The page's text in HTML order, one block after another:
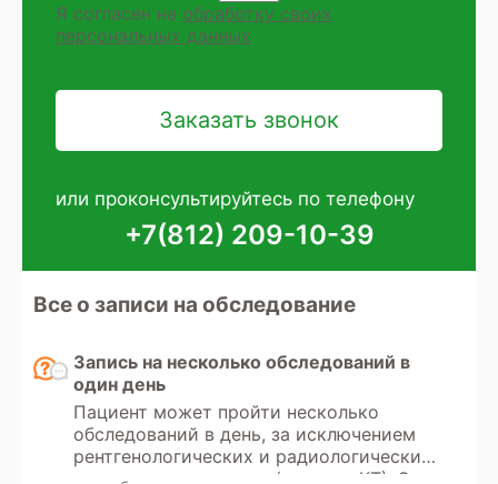
Я согласен на обработку своих
персональных данных
или проконсультируйтесь по телефону
+7(812) 209-10-39
Все о записи на обследование
Запись на несколько обследований в
один день
Пациент может пройти несколько
обследований в день, за исключением
рентгенологических и радиологических
методов диагностики (рентген, КТ). Эти